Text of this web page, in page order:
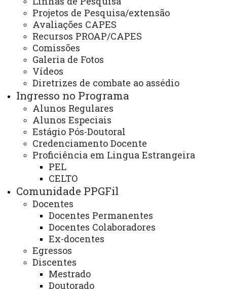
Projetos de Pesquisa/extensão
Avaliações CAPES
Recursos PROAP/CAPES
Comissões
Galeria de Fotos
Vídeos
Diretrizes de combate ao assédio
Ingresso no Programa
Alunos Regulares
Alunos Especiais
Estágio Pós-Doutoral
Credenciamento Docente
Proficiência em Lingua Estrangeira
PEL
CELTO
Comunidade PPGFil
Docentes
Docentes Permanentes
Docentes Colaboradores
Ex-docentes
Egressos
Discentes
Mestrado
Doutorado
Mestrado e Doutorado em Filosofia
Histórico
HISTÓRICO DO PROGRAMA (VERSÃO
PORTUGUESA)
O PPGFil (Programa de Pós-Graduação em
Filosofia) da UNIOESTE é um Curso de caráter
permanente, público, gratuito e devidamente
reconhecido pela CAPES/MEC tendo sua criação a partir
de um longo processo de amadurecimento e de
consolidação de atividades universitárias e de pesquisa
acadêmica cuja matriz é o Curso de Graduação em
Filosofia que completa 45 anos de funcionamento em